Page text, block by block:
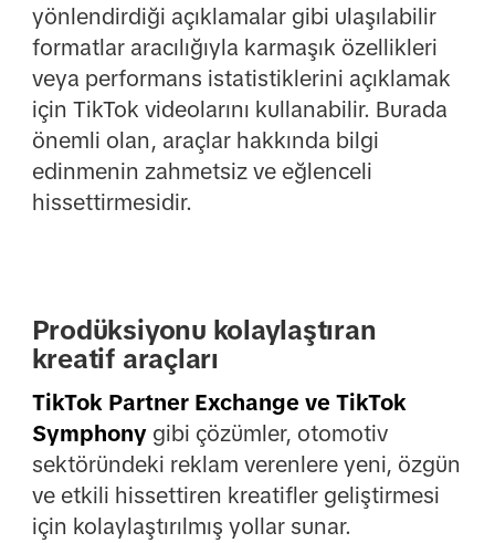
yönlendirdiği açıklamalar gibi ulaşılabilir
formatlar aracılığıyla karmaşık özellikleri
veya performans istatistiklerini açıklamak
için TikTok videolarını kullanabilir. Burada
önemli olan, araçlar hakkında bilgi
edinmenin zahmetsiz ve eğlenceli
hissettirmesidir.
Prodüksiyonu kolaylaştıran
kreatif araçları
TikTok Partner Exchange ve TikTok
Symphonygibi çözümler, otomotiv
sektöründeki reklam verenlere yeni, özgün
ve etkili hissettiren kreatifler geliştirmesi
için kolaylaştırılmış yollar sunar.